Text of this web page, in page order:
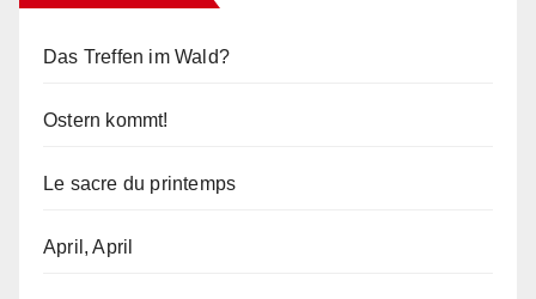
Das Treffen im Wald?
Ostern kommt!
Le sacre du printemps
April, April